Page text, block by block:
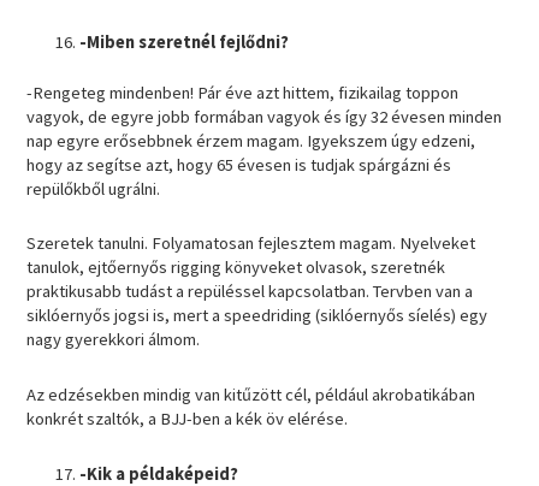
-Miben szeretnél fejlődni?
-Rengeteg mindenben! Pár éve azt hittem, fizikailag toppon
vagyok, de egyre jobb formában vagyok és így 32 évesen minden
nap egyre erősebbnek érzem magam. Igyekszem úgy edzeni,
hogy az segítse azt, hogy 65 évesen is tudjak spárgázni és
repülőkből ugrálni.
Szeretek tanulni. Folyamatosan fejlesztem magam. Nyelveket
tanulok, ejtőernyős rigging könyveket olvasok, szeretnék
praktikusabb tudást a repüléssel kapcsolatban. Tervben van a
siklóernyős jogsi is, mert a speedriding (siklóernyős síelés) egy
nagy gyerekkori álmom.
Az edzésekben mindig van kitűzött cél, például akrobatikában
konkrét szaltók, a BJJ-ben a kék öv elérése.
-Kik a példaképeid?